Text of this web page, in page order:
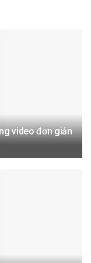
video đơn giản